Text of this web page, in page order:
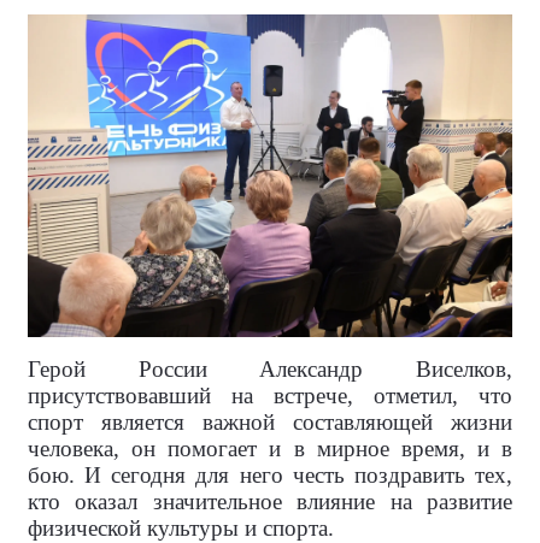
Герой России Александр Виселков,
присутствовавший на встрече, отметил, что
спорт является важной составляющей жизни
человека, он помогает и в мирное время, и в
бою. И сегодня для него честь поздравить тех,
кто оказал значительное влияние на развитие
физической культуры и спорта.